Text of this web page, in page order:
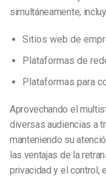
simultáneamente,
Sitios web de
Plataformas de
Plataformas para
Aprovechando el
diversas audiencias a
manteniendo su
las ventajas de la
privacidad y el control,